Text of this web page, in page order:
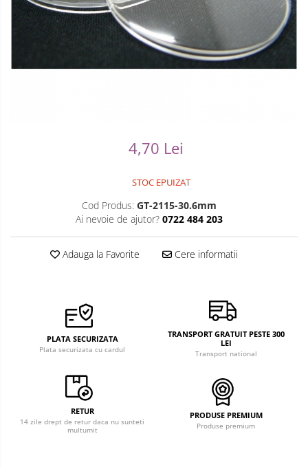
Ceasuri Casio
Ceasuri Daniel Klein
Ceasuri Q&Q
Modelarea Metalului
Pensete
Pensete
Scule Speciale
Truse / Kituri Ceasornicar4,70 Lei
STOC EPUIZAT
Cod Produs: GT-2115-30.6mm
Ai nevoie de ajutor? 0722 484 203
Adauga la Favorite Cere informatii
PLATA SECURIZATA
Plata securizata cu cardul
TRANSPORT GRATUIT PESTE 300
LEI
Transport national
RETUR
14 zile drept de retur daca nu sunteti
multumit
PRODUSE PREMIUM
Produse premium